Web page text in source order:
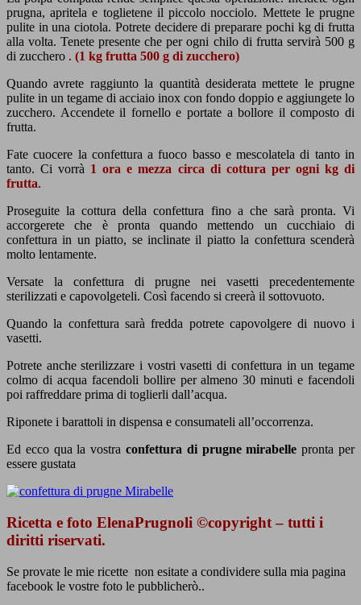
prugna, apritela e toglietene il piccolo nocciolo. Mettete le prugne
pulite in una ciotola. Potrete decidere di preparare pochi kg di frutta
alla volta. Tenete presente che per ogni chilo di frutta servirà 500 g
di zucchero . (1 kg frutta 500 g di zucchero)
Quando avrete raggiunto la quantità desiderata mettete le prugne
pulite in un tegame di acciaio inox con fondo doppio e aggiungete lo
zucchero. Accendete il fornello e portate a bollore il composto di
frutta.
Fate cuocere la confettura a fuoco basso e mescolatela di tanto in
tanto. Ci vorrà 1 ora e mezza circa di cottura per ogni kg di
frutta.
Proseguite la cottura della confettura fino a che sarà pronta. Vi
accorgerete che è pronta quando mettendo un cucchiaio di
confettura in un piatto, se inclinate il piatto la confettura scenderà
molto lentamente.
Versate la confettura di prugne nei vasetti precedentemente
sterilizzati e capovolgeteli. Così facendo si creerà il sottovuoto.
Quando la confettura sarà fredda potrete capovolgere di nuovo i
vasetti.
Potrete anche sterilizzare i vostri vasetti di confettura in un tegame
colmo di acqua facendoli bollire per almeno 30 minuti e facendoli
poi raffreddare prima di toglierli dall’acqua.
Riponete i barattoli in dispensa e consumateli all’occorrenza.
Ed ecco qua la vostra confettura di prugne mirabelle pronta per
essere gustata
Ricetta e foto ElenaPrugnoli ©copyright – tutti i
diritti riservati.
Se provate le mie ricette non esitate a condividere sulla mia pagina
facebook le vostre foto le pubblicherò..